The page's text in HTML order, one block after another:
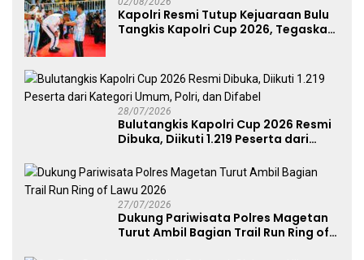
Kapolri Resmi Tutup Kejuaraan Bulu
Tangkis Kapolri Cup 2026, Tegaskan
28/07/2026
Bulutangkis Kapolri Cup 2026 Resmi
Dibuka, Diikuti 1.219 Peserta dari
27/07/2026
Dukung Pariwisata Polres Magetan
Turut Ambil Bagian Trail Run Ring of